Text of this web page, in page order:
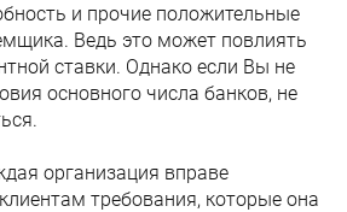
и прочие положительные
Ведь это может повлиять
ставки. Однако если Вы не
основного числа банков, не
организация вправе
требования, которые она